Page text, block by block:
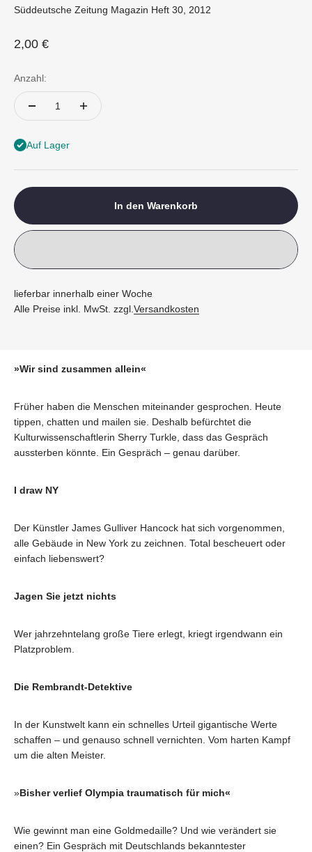
Süddeutsche Zeitung Magazin Heft 30, 2012
Angebot
2,00 €
Anzahl:
Auf Lager
In den Warenkorb
lieferbar innerhalb einer Woche
Alle Preise inkl. MwSt. zzgl. Versandkosten
»Wir sind zusammen allein«
Früher haben die Menschen miteinander gesprochen. Heute
tippen, chatten und mailen sie. Deshalb befürchtet die
Kulturwissenschaftlerin Sherry Turkle, dass das Gespräch
aussterben könnte. Ein Gespräch – genau darüber.
I draw NY
Der Künstler James Gulliver Hancock hat sich vorgenommen,
alle Gebäude in New York zu zeichnen. Total bescheuert oder
einfach liebenswert?
Jagen Sie jetzt nichts
Wer jahrzehntelang große Tiere erlegt, kriegt irgendwann ein
Platzproblem.
Die Rembrandt-Detektive
In der Kunstwelt kann ein schnelles Urteil gigantische Werte
schaffen – und genauso schnell vernichten. Vom harten Kampf
um die alten Meister.
»Bisher verlief Olympia traumatisch für mich«
Wie gewinnt man eine Goldmedaille? Und wie verändert sie
einen? Ein Gespräch mit Deutschlands bekanntester